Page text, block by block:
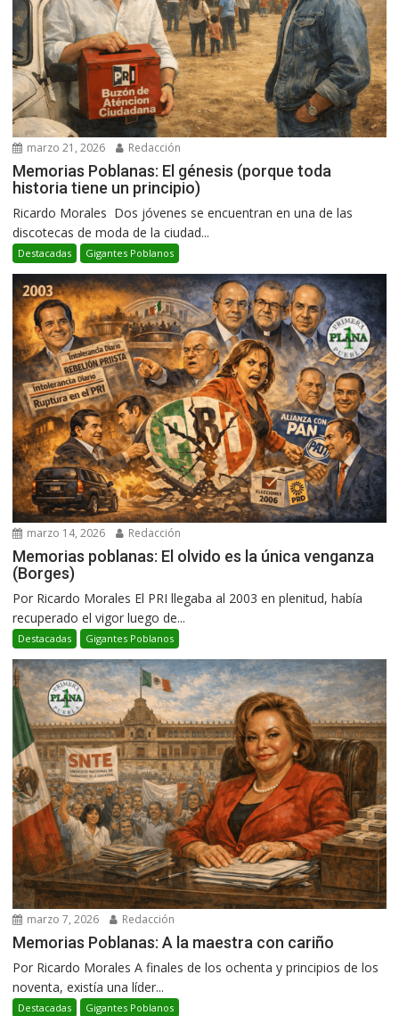
marzo 21, 2026 Redacción
Memorias Poblanas: El génesis (porque toda
historia tiene un principio)
Ricardo Morales Dos jóvenes se encuentran en una de las
discotecas de moda de la ciudad...
Destacadas Gigantes Poblanos
marzo 14, 2026 Redacción
Memorias poblanas: El olvido es la única venganza
(Borges)
Por Ricardo Morales El PRI llegaba al 2003 en plenitud, había
recuperado el vigor luego de...
Destacadas Gigantes Poblanos
marzo 7, 2026 Redacción
Memorias Poblanas: A la maestra con cariño
Por Ricardo Morales A finales de los ochenta y principios de los
noventa, existía una líder...
Destacadas Gigantes Poblanos